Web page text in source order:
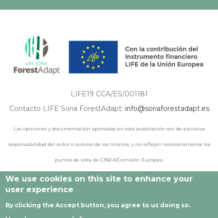
LIFE19 CCA/ES/001181
Contacto LIFE Soria ForestAdapt: info@soriaforestadapt.es
Las opiniones y documentación aportadas en esta publicación son de exclusiva
responsabilidad del autor o autores de los mismos, y no reflejan necesariamente los
puntos de vista de CINEA/Comisión Europea.
We use cookies on this site to enhance your
user experience
By clicking the Accept button, you agree to us doing so.